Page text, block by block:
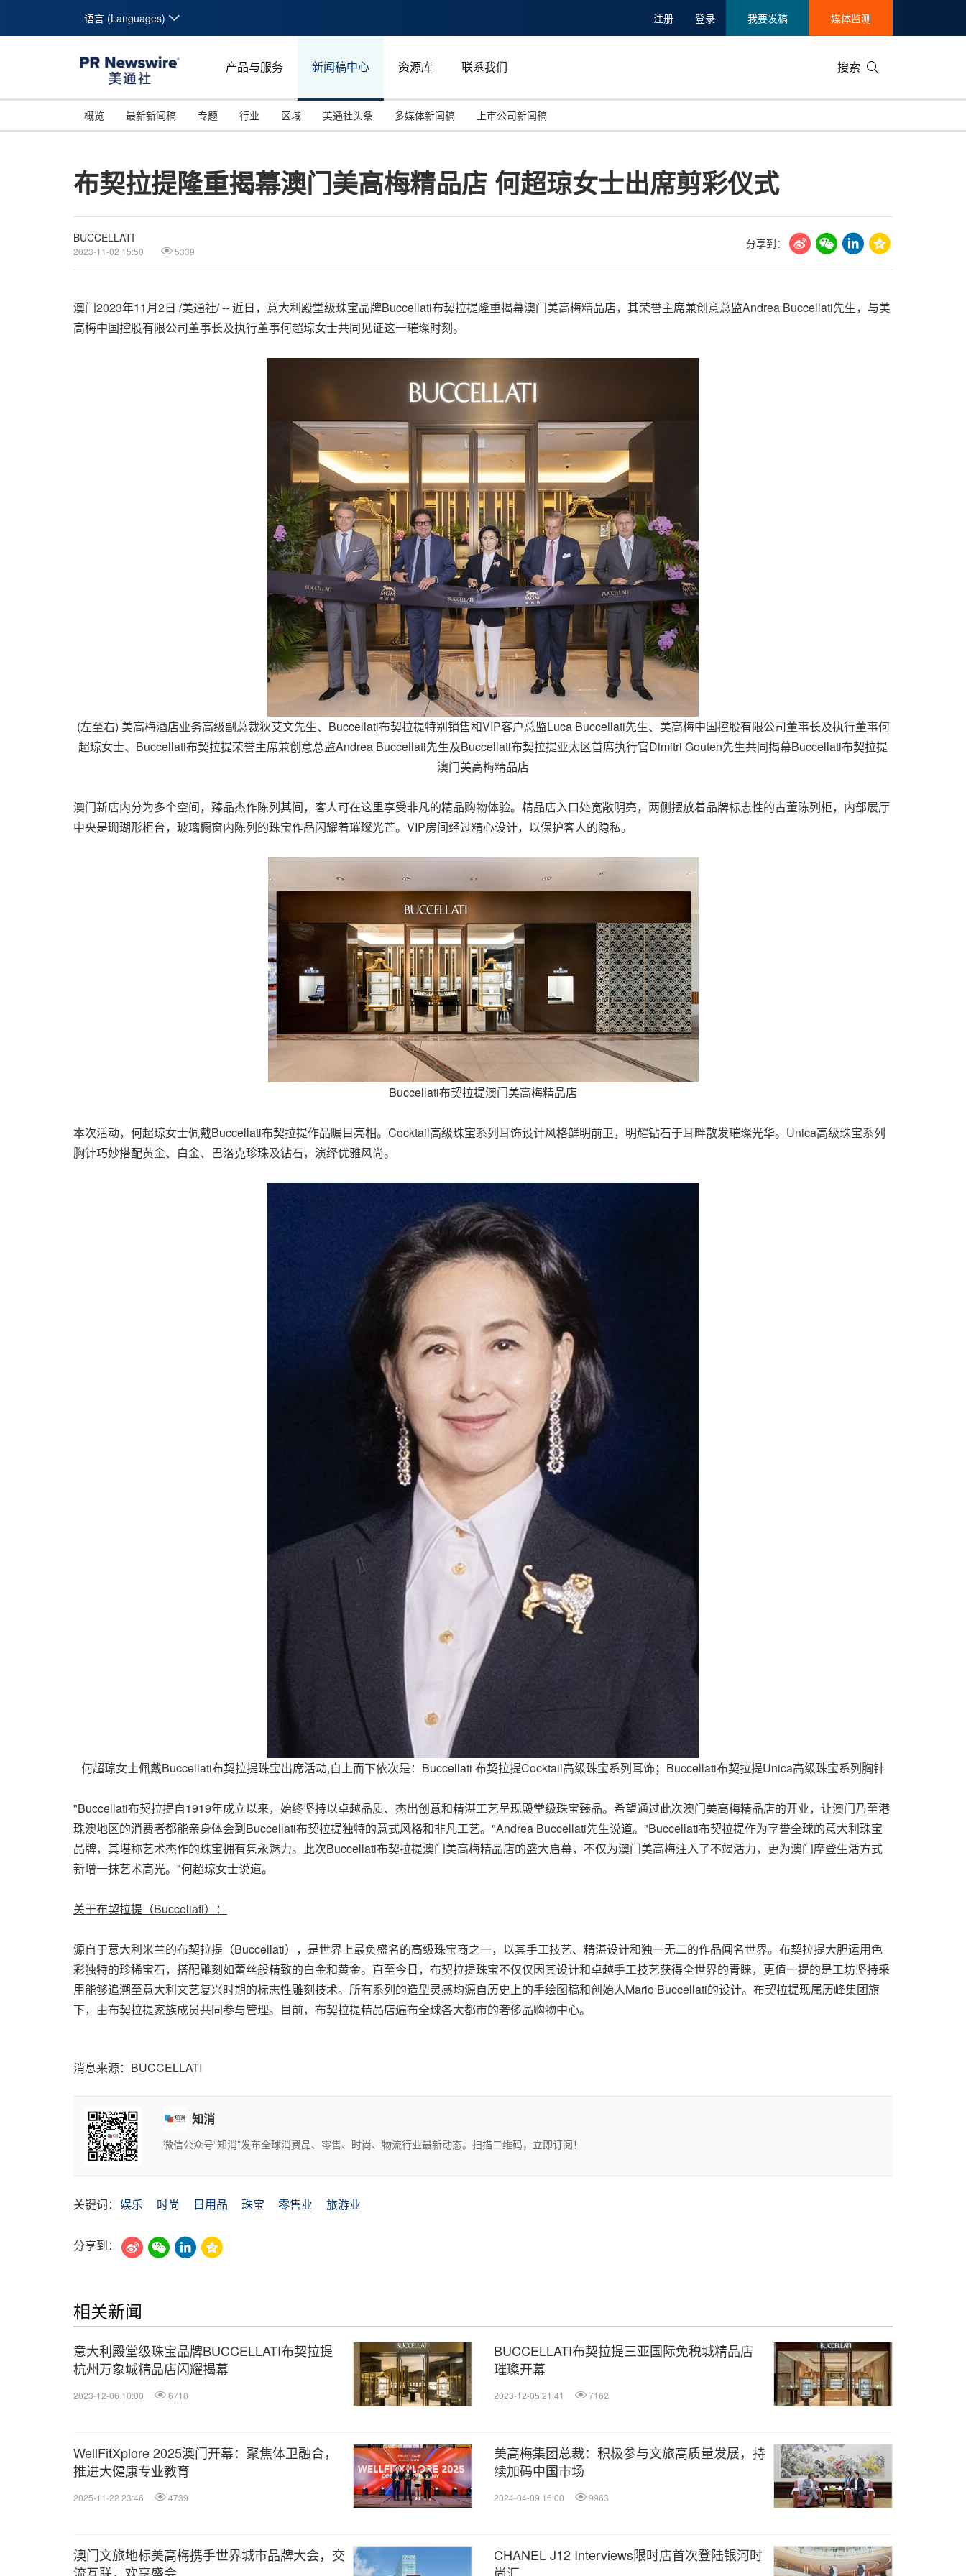
语言 (Languages) 注册 登录 我要发稿 媒体监测
产品与服务 新闻稿中心 资源库 联系我们 搜索
概览 最新新闻稿 专题
投资并购
碳中和
美国临床肿瘤学会(ASCO)
行业
能源化工与环保
娱乐时尚与艺术
区域
马来西亚
新加坡
美通社头条 多媒体新闻稿 上市公司新闻稿
布契拉提隆重揭幕澳门美高梅精品店 何超琼女士出席剪彩仪式
BUCCELLATI
2023-11-02 15:50 5339
分享到：
澳门2023年11月2日 /美通社/ -- 近日，意大利殿堂级珠宝品牌Buccellati布契拉提隆重揭幕澳门美高梅精品店，其荣誉主席兼创意总监Andrea Buccellati先生，与美
高梅中国控股有限公司董事长及执行董事何超琼女士共同见证这一璀璨时刻。
(左至右) 美高梅酒店业务高级副总裁狄艾文先生、Buccellati布契拉提特别销售和VIP客户总监Luca Buccellati先生、美高梅中国控股有限公司董事长及执行董事何
超琼女士、Buccellati布契拉提荣誉主席兼创意总监Andrea Buccellati先生及Buccellati布契拉提亚太区首席执行官Dimitri Gouten先生共同揭幕Buccellati布契拉提
澳门美高梅精品店
澳门新店内分为多个空间，臻品杰作陈列其间，客人可在这里享受非凡的精品购物体验。精品店入口处宽敞明亮，两侧摆放着品牌标志性的古董陈列柜，内部展厅
中央是珊瑚形柜台，玻璃橱窗内陈列的珠宝作品闪耀着璀璨光芒。VIP房间经过精心设计，以保护客人的隐私。
Buccellati布契拉提澳门美高梅精品店
本次活动，何超琼女士佩戴Buccellati布契拉提作品瞩目亮相。Cocktail高级珠宝系列耳饰设计风格鲜明前卫，明耀钻石于耳畔散发璀璨光华。Unica高级珠宝系列
胸针巧妙搭配黄金、白金、巴洛克珍珠及钻石，演绎优雅风尚。
何超琼女士佩戴Buccellati布契拉提珠宝出席活动,自上而下依次是：Buccellati 布契拉提Cocktail高级珠宝系列耳饰；Buccellati布契拉提Unica高级珠宝系列胸针
"Buccellati布契拉提自1919年成立以来，始终坚持以卓越品质、杰出创意和精湛工艺呈现殿堂级珠宝臻品。希望通过此次澳门美高梅精品店的开业，让澳门乃至港
珠澳地区的消费者都能亲身体会到Buccellati布契拉提独特的意式风格和非凡工艺。"Andrea Buccellati先生说道。"Buccellati布契拉提作为享誉全球的意大利珠宝
品牌，其堪称艺术杰作的珠宝拥有隽永魅力。此次Buccellati布契拉提澳门美高梅精品店的盛大启幕，不仅为澳门美高梅注入了不竭活力，更为澳门摩登生活方式
新增一抹艺术高光。"何超琼女士说道。
关于布契拉提 （Buccellati）：
源自于意大利米兰的布契拉提（Buccellati），是世界上最负盛名的高级珠宝商之一，以其手工技艺、精湛设计和独一无二的作品闻名世界。布契拉提大胆运用色
彩独特的珍稀宝石，搭配雕刻如蕾丝般精致的白金和黄金。直至今日，布契拉提珠宝不仅仅因其设计和卓越手工技艺获得全世界的青睐，更值一提的是工坊坚持采
用能够追溯至意大利文艺复兴时期的标志性雕刻技术。所有系列的造型灵感均源自历史上的手绘图稿和创始人Mario Buccellati的设计。布契拉提现属历峰集团旗
下，由布契拉提家族成员共同参与管理。目前，布契拉提精品店遍布全球各大都市的奢侈品购物中心。
消息来源：BUCCELLATI
知消
微信公众号“知消”发布全球消费品、零售、时尚、物流行业最新动态。扫描二维码，立即订阅！
关键词： 娱乐 时尚 日用品 珠宝 零售业 旅游业
分享到：
相关新闻
意大利殿堂级珠宝品牌BUCCELLATI布契拉提
杭州万象城精品店闪耀揭幕
2023-12-06 10:00 6710
BUCCELLATI布契拉提三亚国际免税城精品店
璀璨开幕
2023-12-05 21:41 7162
WellFitXplore 2025澳门开幕：聚焦体卫融合，
推进大健康专业教育
2025-11-22 23:46 4739
美高梅集团总裁：积极参与文旅高质量发展，持
续加码中国市场
2024-04-09 16:00 9963
澳门文旅地标美高梅携手世界城市品牌大会，交
CHANEL J12 Interviews限时店首次登陆银河时